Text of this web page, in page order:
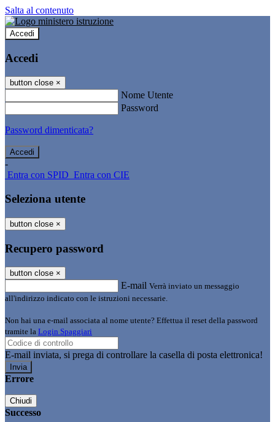
Salta al contenuto
Accedi
Accedi
button close ×
Nome Utente
Password
Password dimenticata?
-
Entra con SPID Entra con CIE
Seleziona utente
button close ×
Recupero password
button close ×
E-mail Verrà inviato un messaggio
all'indirizzo indicato con le istruzioni necessarie.
Non hai una e-mail associata al nome utente? Effettua il reset della password
tramite la Login Spaggiari
E-mail inviata, si prega di controllare la casella di posta elettronica!
Errore
Chiudi
Successo